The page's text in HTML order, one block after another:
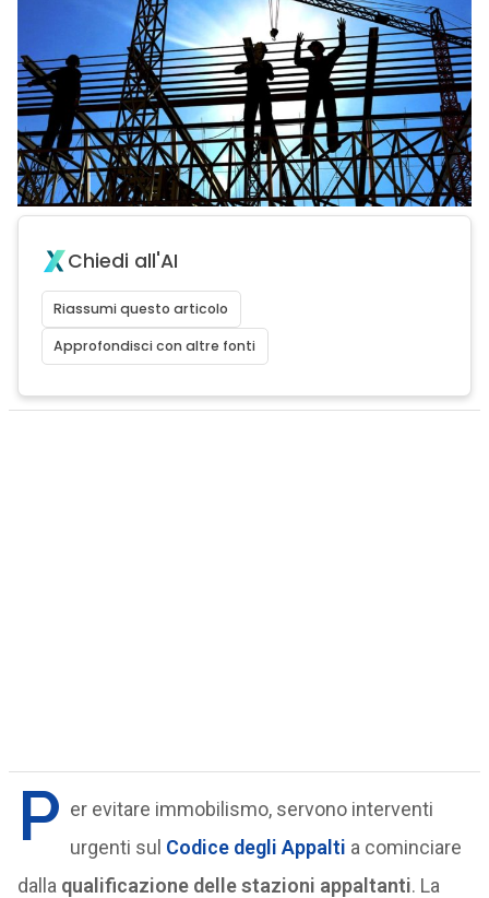
Chiedi all'AI
Riassumi questo articolo
Approfondisci con altre fonti
P er evitare immobilismo, servono interventi
urgenti sul Codice degli Appalti a cominciare
dalla qualificazione delle stazioni appaltanti. La